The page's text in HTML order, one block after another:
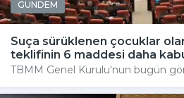
GÜNDEM
Suça sürüklenen çocuklar
teklifinin 6 maddesi daha
TBMM Genel Kurulu'nun bugün